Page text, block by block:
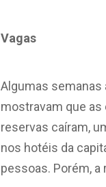
Vagas
Algumas semanas
mostravam que
reservas caíram,
nos hotéis da
pessoas. Porém, a